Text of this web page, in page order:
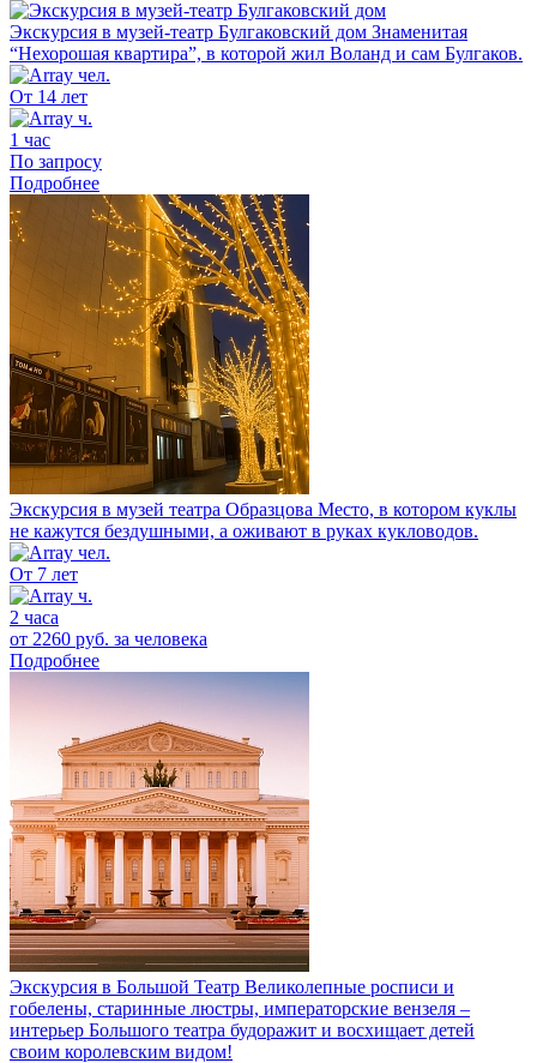
Экскурсия в музей-театр Булгаковский дом Знаменитая
“Нехорошая квартира”, в которой жил Воланд и сам Булгаков.
От 14 лет
1 час
По запросу
Подробнее
Экскурсия в музей театра Образцова Место, в котором куклы
не кажутся бездушными, а оживают в руках кукловодов.
От 7 лет
2 часа
от 2260 руб. за человека
Подробнее
Экскурсия в Большой Театр Великолепные росписи и
гобелены, старинные люстры, императорские вензеля –
интерьер Большого театра будоражит и восхищает детей
своим королевским видом!